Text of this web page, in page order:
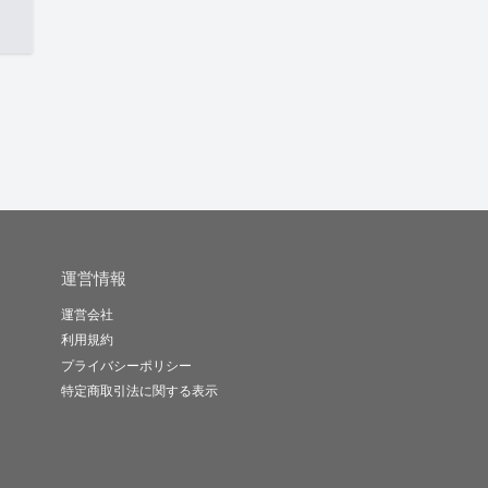
運営情報
運営会社
利用規約
プライバシーポリシー
特定商取引法に関する表示